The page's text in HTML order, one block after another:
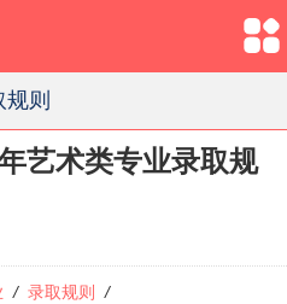
规则
艺术类专业录取规
/ 录取规则 /